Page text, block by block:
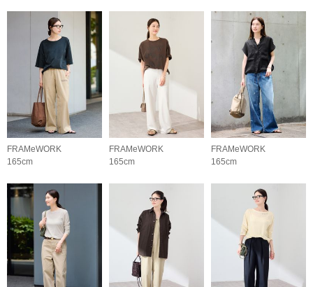
FRAMeWORK
165cm
FRAMeWORK
165cm
FRAMeWORK
165cm